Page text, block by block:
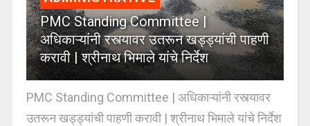
PMC Standing Committee |
अधिकाऱ्यांनी रस्त्यावर उतरून खड्ड्यांची पाहणी
करावी | श्रीनाथ भिमाले यांचे निर्देश
PMC Standing Committee | अधिकाऱ्यांनी रस्त्यावर
उतरून खड्ड्यांची पाहणी करावी | श्रीनाथ भिमाले यांचे निर्देश